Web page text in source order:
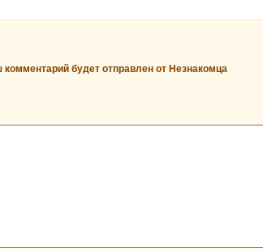
будет отправлен от Незнакомца